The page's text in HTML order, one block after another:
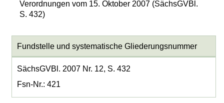
Verordnungen vom 15. Oktober 2007 (SächsGVBl.
S. 432)
Fundstelle und systematische Gliederungsnummer
SächsGVBl. 2007 Nr. 12, S. 432
Fsn-Nr.: 421